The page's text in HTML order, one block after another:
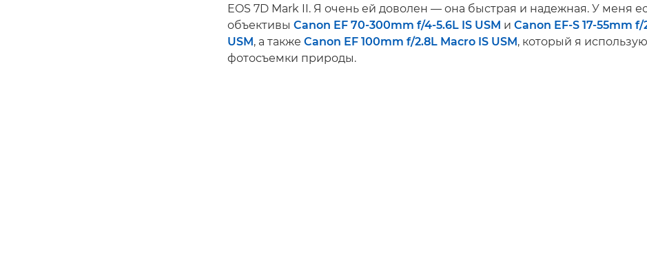
EOS 7D Mark II. Я очень ей доволен — она быстрая и надежная. У меня
объективы Canon EF 70-300mm f/4-5.6L IS USM и Canon EF-S 17-55mm f/
USM , а также Canon EF 100mm f/2.8L Macro IS USM , который я
фотосъемки природы.